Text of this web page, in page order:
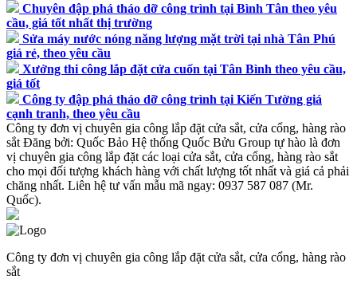
Chuyên đập phá tháo dỡ công trình tại Bình Tân theo yêu
cầu, giá tốt nhất thị trường
Sửa máy nước nóng năng lượng mặt trời tại nhà Tân Phú
giá rẻ, theo yêu cầu
Xưởng thi công lắp đặt cửa cuốn tại Tân Bình theo yêu cầu,
giá tốt
Công ty đập phá tháo dỡ công trình tại Kiến Tường giá
cạnh tranh, theo yêu cầu
Công ty đơn vị chuyên gia công lắp đặt cửa sắt, cửa cổng, hàng rào
sắt Đăng bởi: Quốc Bảo Hệ thống Quốc Bửu Group tự hào là đơn
vị chuyên gia công lắp đặt các loại cửa sắt, cửa cổng, hàng rào sắt
cho mọi đối tượng khách hàng với chất lượng tốt nhất và giá cả phải
chăng nhất. Liên hệ tư vấn mẫu mã ngay: 0937 587 087 (Mr.
Quốc).
Công ty đơn vị chuyên gia công lắp đặt cửa sắt, cửa cổng, hàng rào
sắt